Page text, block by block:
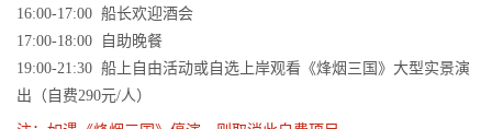
16:00-17:00 船长欢迎酒会
17:00-18:00 自助晚餐
19:00-21:30 船上自由活动或自选上岸观看《烽烟三国》大型实景演
出（自费290元/人）